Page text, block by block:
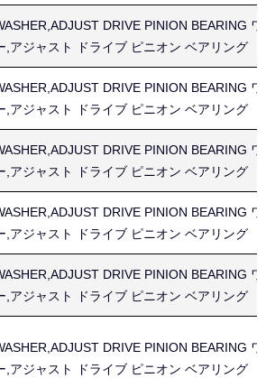
DRIVE PINION BEARING
,アジャスト ドライブ ピニオン ベアリング
DRIVE PINION BEARING
,アジャスト ドライブ ピニオン ベアリング
DRIVE PINION BEARING
,アジャスト ドライブ ピニオン ベアリング
DRIVE PINION BEARING
,アジャスト ドライブ ピニオン ベアリング
DRIVE PINION BEARING
,アジャスト ドライブ ピニオン ベアリング
DRIVE PINION BEARING
,アジャスト ドライブ ピニオン ベアリング